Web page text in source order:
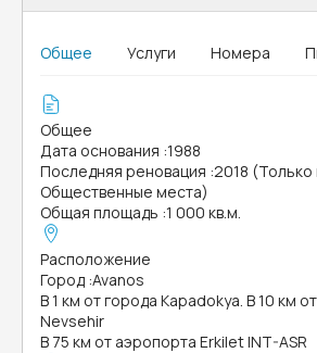
Общее Услуги Номера
Общее
Дата основания :1988
Последняя реновация :2018 (Только
Общественные места)
Общая площадь :1 000 кв.м.
Расположение
Город :Avanos
В 1 км от города Kapadokya. В 10 км
Nevsehir
В 75 км от аэропорта Erkilet INT-ASR